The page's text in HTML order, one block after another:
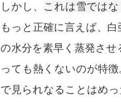
しかし、 これは雪では
もっと正確に言えば、白
の水分を素早く蒸発さ
っても熱くないのが特
で見られなることはめ